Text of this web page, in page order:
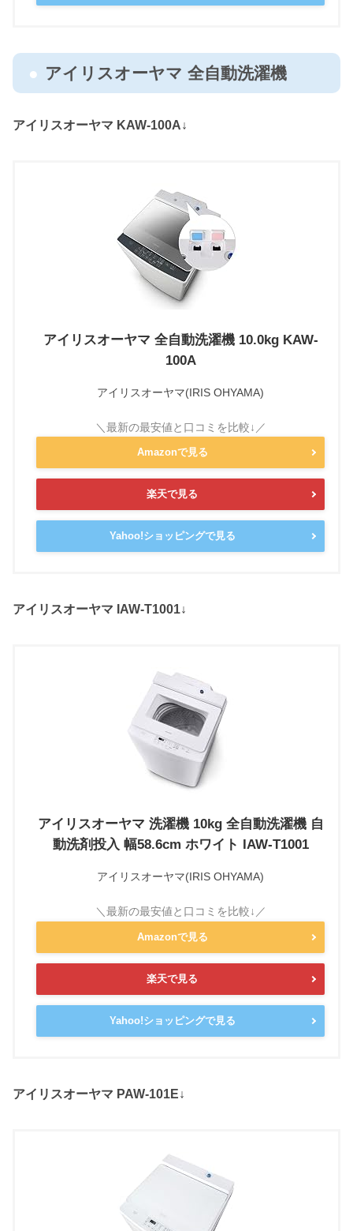
アイリスオーヤマ 全自動洗濯機
アイリスオーヤマ KAW-100A↓
アイリスオーヤマ 全自動洗濯機 10.0kg KAW-
100A
アイリスオーヤマ(IRIS OHYAMA)
Amazonで見る
楽天で見る
Yahoo!ショッピングで見る
アイリスオーヤマ IAW-T1001↓
アイリスオーヤマ 洗濯機 10kg 全自動洗濯機 自
動洗剤投入 幅58.6cm ホワイト IAW-T1001
アイリスオーヤマ(IRIS OHYAMA)
Amazonで見る
楽天で見る
Yahoo!ショッピングで見る
アイリスオーヤマ PAW-101E↓